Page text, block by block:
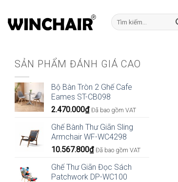
qua
Tìm
kiếm:
SẢN PHẨM ĐÁNH GIÁ CAO
Bộ Bàn Tròn 2 Ghế Cafe
Eames ST-CB098
2.470.000₫ Đã bao gồm VAT
Ghế Bành Thư Giãn Sling
Armchair WF-WC4298
10.567.800₫ Đã bao gồm VAT
Ghế Thư Giãn Đọc Sách
Patchwork DP-WC100